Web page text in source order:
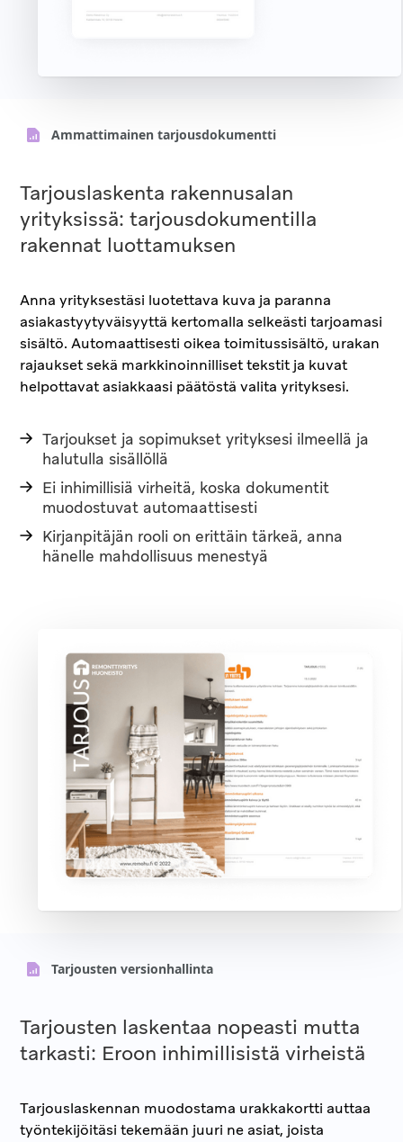
Ammattimainen tarjousdokumentti
Tarjouslaskenta rakennusalan
yrityksissä: tarjousdokumentilla
rakennat luottamuksen
Anna yrityksestäsi luotettava kuva ja paranna
asiakastyytyväisyyttä kertomalla selkeästi tarjoamasi
sisältö. Automaattisesti oikea toimitussisältö, urakan
rajaukset sekä markkinoinnilliset tekstit ja kuvat
helpottavat asiakkaasi päätöstä valita yrityksesi.
Tarjoukset ja sopimukset yrityksesi ilmeellä ja
halutulla sisällöllä
Ei inhimillisiä virheitä, koska dokumentit
muodostuvat automaattisesti
Kirjanpitäjän rooli on erittäin tärkeä, anna
hänelle mahdollisuus menestyä
Tarjousten versionhallinta
Tarjousten laskentaa nopeasti mutta
tarkasti: Eroon inhimillisistä virheistä
Tarjouslaskennan muodostama urakkakortti auttaa
työntekijöitäsi tekemään juuri ne asiat, joista